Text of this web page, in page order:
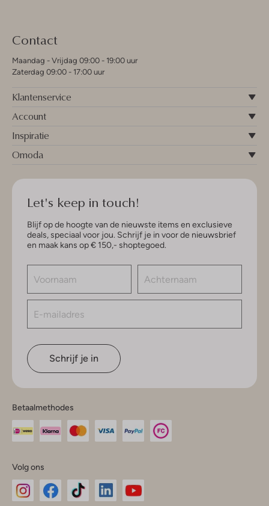
Contact
Maandag - Vrijdag 09:00 - 19:00 uur
Zaterdag 09:00 - 17:00 uur
Klantenservice
Account
Inspiratie
Omoda
Let's keep in touch!
Blijf op de hoogte van de nieuwste items en exclusieve
deals, speciaal voor jou. Schrijf je in voor de nieuwsbrief
en maak kans op € 150,- shoptegoed.
Schrijf je in
Betaalmethodes
Volg ons